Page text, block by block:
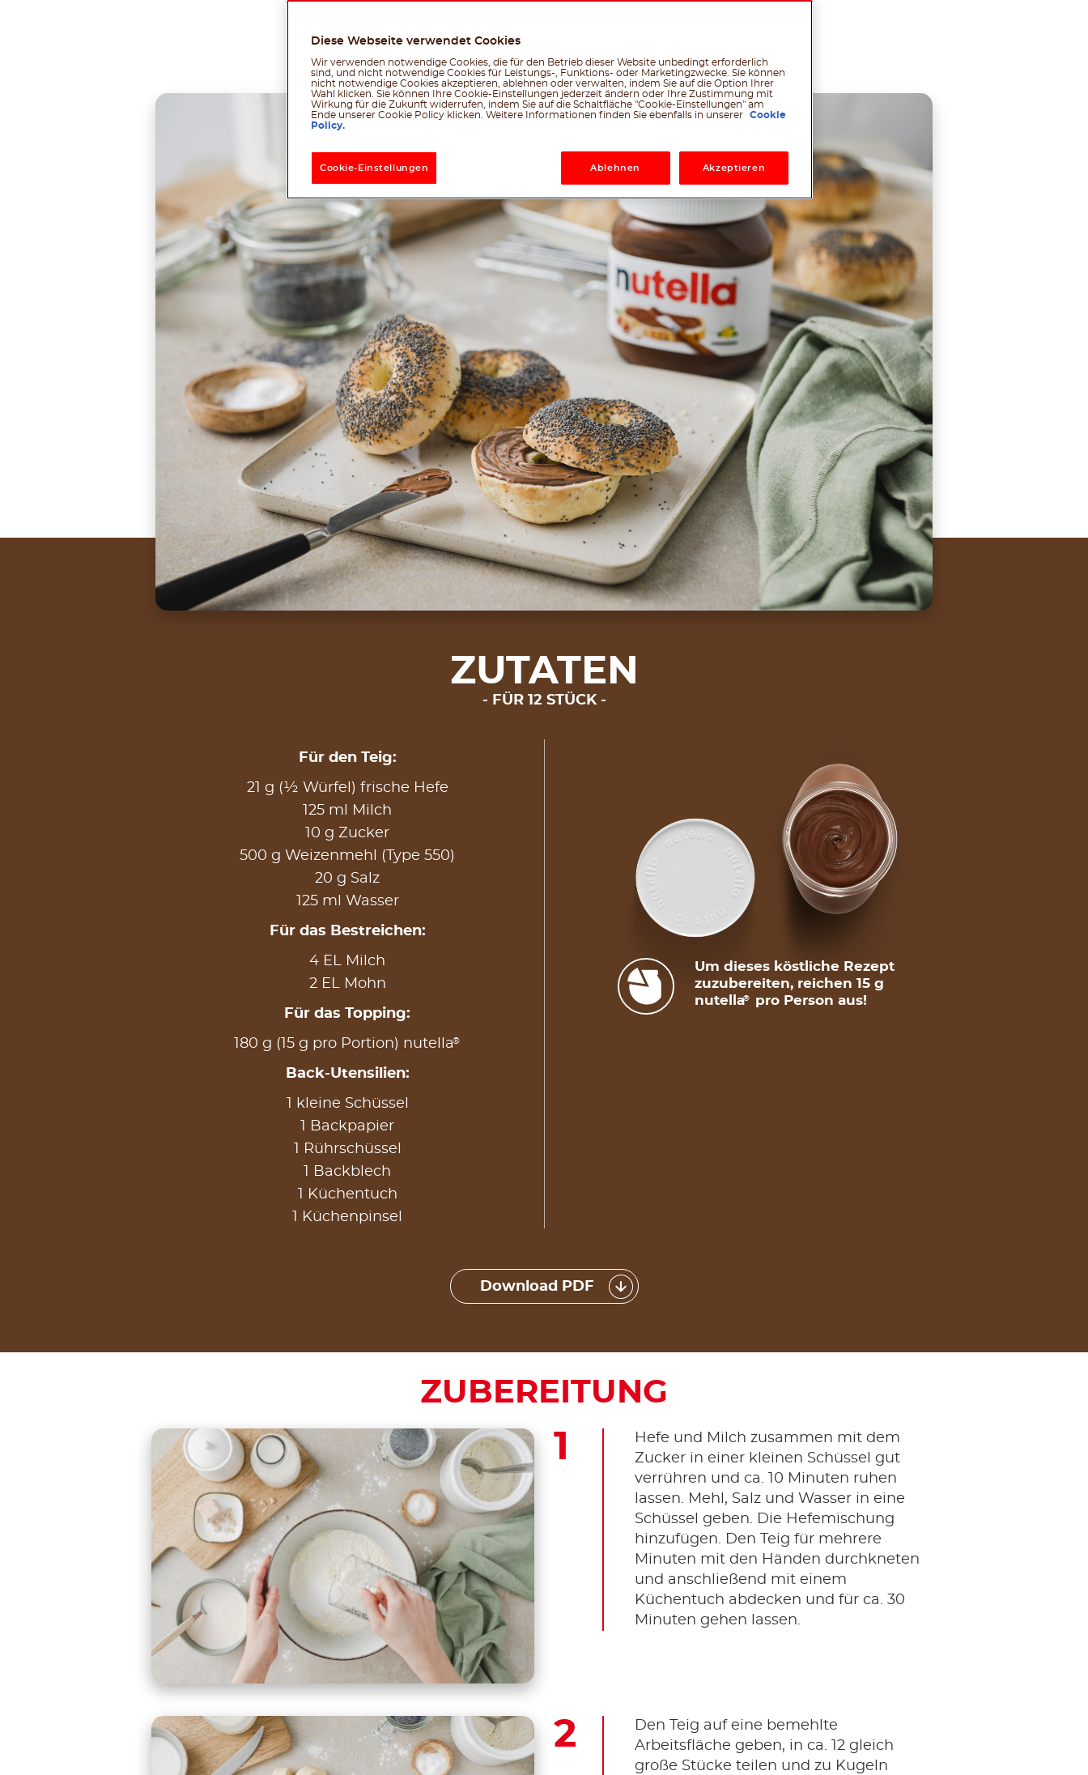
Teile, was dir gefällt
ZUTATEN
FÜR 12 STÜCK
Für den Teig:
21 g (½ Würfel) frische Hefe
125 ml Milch
10 g Zucker
500 g Weizenmehl (Type 550)
20 g Salz
125 ml Wasser
Für das Bestreichen:
4 EL Milch
2 EL Mohn
Für das Topping:
180 g (15 g pro Portion) nutella®
Back-Utensilien:
1 kleine Schüssel
1 Backpapier
1 Rührschüssel
1 Backblech
1 Küchentuch
1 Küchenpinsel
Um dieses köstliche Rezept
zuzubereiten, reichen 15 g
nutella® pro Person aus!
Download PDF
ZUBEREITUNG
Hefe und Milch zusammen mit dem
Zucker in einer kleinen Schüssel gut
verrühren und ca. 10 Minuten ruhen
lassen. Mehl, Salz und Wasser in eine
Schüssel geben. Die Hefemischung
hinzufügen. Den Teig für mehrere
Minuten mit den Händen durchkneten
und anschließend mit einem
Küchentuch abdecken und für ca. 30
Minuten gehen lassen.
Den Teig auf eine bemehlte
Arbeitsfläche geben, in ca. 12 gleich
große Stücke teilen und zu Kugeln
Diese Webseite verwendet Cookies
Wir verwenden notwendige Cookies, die für den Betrieb dieser Website unbedingt erforderlich
sind, und nicht notwendige Cookies für Leistungs-, Funktions- oder Marketingzwecke. Sie können
nicht notwendige Cookies akzeptieren, ablehnen oder verwalten, indem Sie auf die Option Ihrer
Wahl klicken. Sie können Ihre Cookie-Einstellungen jederzeit ändern oder Ihre Zustimmung mit
Wirkung für die Zukunft widerrufen, indem Sie auf die Schaltfläche "Cookie-Einstellungen" am
Ende unserer Cookie Policy klicken. Weitere Informationen finden Sie ebenfalls in unserer
Cookie
Policy.
Ablehnen Akzeptieren
Cookie-Einstellungen